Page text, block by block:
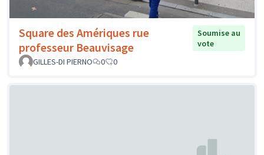
Square des Amériques rue
professeur Beauvisage
Soumise au
vote
GILLES-DI PIERNO
0 0